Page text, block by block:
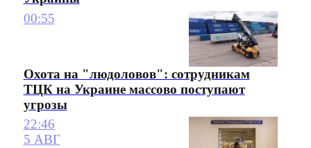
00:55
Охота на "людоловов": сотрудникам
ТЦК на Украине массово поступают
угрозы
22:46
5 АВГ